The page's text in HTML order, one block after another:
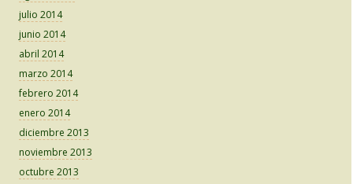
julio 2014
junio 2014
abril 2014
marzo 2014
febrero 2014
enero 2014
diciembre 2013
noviembre 2013
octubre 2013